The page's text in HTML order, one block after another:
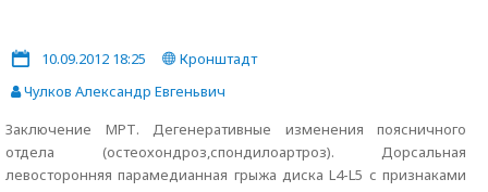
10.09.2012 18:25
Кронштадт
Чулков Александр Евгеньвич
Заключение МРТ. Дегенеративные изменения поясничного
отдела (остеохондроз,спондилоартроз). Дорсальная
левосторонняя парамедианная грыжа диска L4-L5 с признаками